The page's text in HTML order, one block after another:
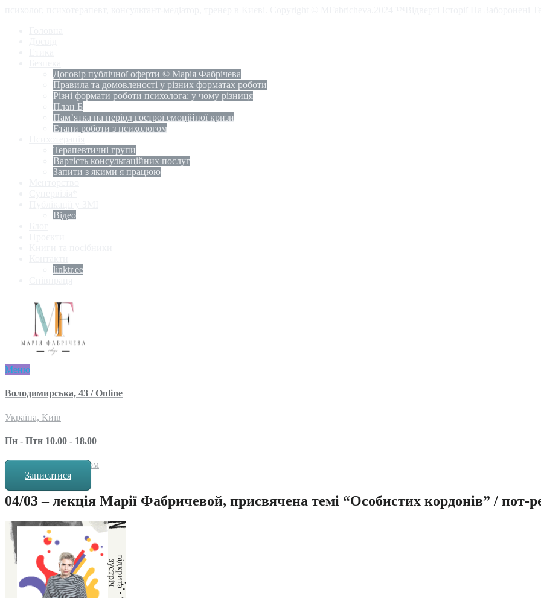
Договір публічної оферти © Марія Фабрічева
Правила та домовленості у різних форматах роботи
Різні формати роботи психолога: у чому різниця
План Б
Пам’ятка на період гострої емоційної кризи
Етапи роботи з психологом
Терапевтичні групи
Вартість консультаційних послуг
Запити з якими я працюю
Відео
linktr.ee
Меню
Володимирська, 43 / Online
Україна, Київ
Пн - Птн 10.00 - 18.00
за попереднім записом
Записатися
04/03 – лекція Марії Фабричевой, присвячена темі “Особистих кордонів” / пот-